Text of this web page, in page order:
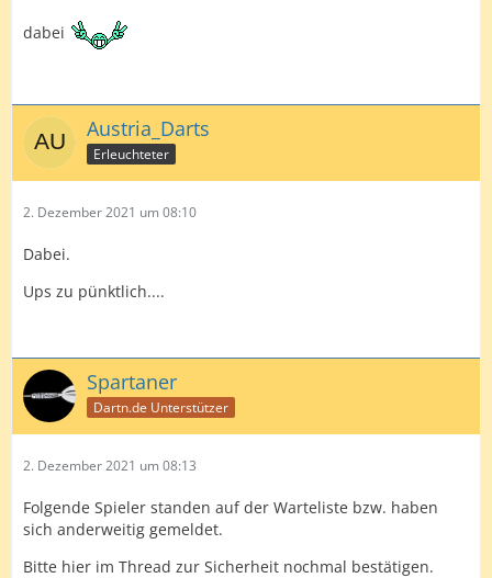
dabei
Austria_Darts
Erleuchteter
2. Dezember 2021 um 08:10
Dabei.
Ups zu pünktlich....
Spartaner
Dartn.de Unterstützer
2. Dezember 2021 um 08:13
Folgende Spieler standen auf der Warteliste bzw. haben
sich anderweitig gemeldet.
Bitte hier im Thread zur Sicherheit nochmal bestätigen.